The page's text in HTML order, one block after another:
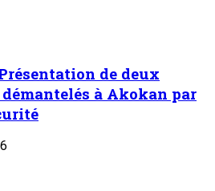
de deux
à Akokan par